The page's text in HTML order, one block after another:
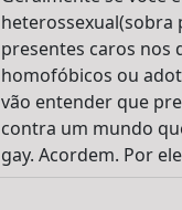
heterossexual(sobra
presentes caros nos
homofóbicos ou
vão entender que
contra um mundo
gay. Acordem. Por